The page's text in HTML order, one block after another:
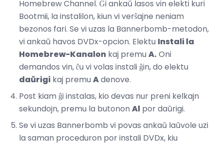
Homebrew Channel. Ĝi ankaŭ lasos vin elekti kuri
Bootmii, la instalilon, kiun vi verŝajne neniam
bezonos fari. Se vi uzas la Bannerbomb-metodon,
vi ankaŭ havos DVDx-opcion. Elektu Instali la
Homebrew-Kanalon kaj premu A. Oni
demandos vin, ĉu vi volas instali ĝin, do elektu
daŭrigi kaj premu Adenove.
Post kiam ĝi instalas, kio devas nur preni kelkajn
sekundojn, premu la butonon Al por daŭrigi.
Se vi uzas Bannerbomb vi povas ankaŭ laŭvole uzi
la saman proceduron por instali DVDx, kiu